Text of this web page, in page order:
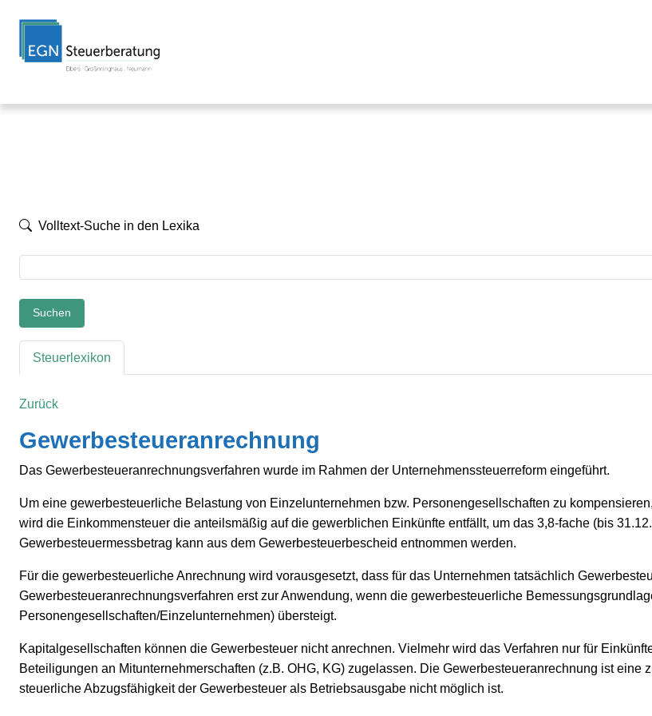
Volltext-Suche in den Lexika
Suchen
Steuerlexikon
Zurück
Gewerbesteueranrechnung
Das Gewerbesteueranrechnungsverfahren wurde im Rahmen der Unternehmenssteuerreform eingeführt.
Um eine gewerbesteuerliche Belastung von Einzelunternehmen bzw. Personengesellschaften zu
wird die Einkommensteuer die anteilsmäßig auf die gewerblichen Einkünfte entfällt, um das 3,8-fache (bis
Gewerbesteuermessbetrag kann aus dem Gewerbesteuerbescheid entnommen werden.
Für die gewerbesteuerliche Anrechnung wird vorausgesetzt, dass für das Unternehmen tatsächlich
Gewerbesteueranrechnungsverfahren erst zur Anwendung, wenn die gewerbesteuerliche
Personengesellschaften/Einzelunternehmen) übersteigt.
Kapitalgesellschaften können die Gewerbesteuer nicht anrechnen. Vielmehr wird das Verfahren nur für
Beteiligungen an Mitunternehmerschaften (z.B. OHG, KG) zugelassen. Die Gewerbesteueranrechnung ist
steuerliche Abzugsfähigkeit der Gewerbesteuer als Betriebsausgabe nicht möglich ist.